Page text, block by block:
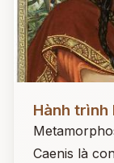
Hành trình
Caenis là